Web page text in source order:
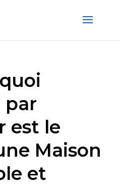
par
est le
Maison
et